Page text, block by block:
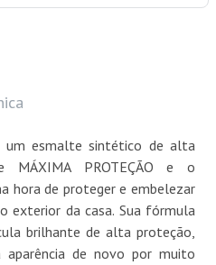
um esmalte sintético de alta
MÁXIMA PROTEÇÃO e o
hora de proteger e embelezar
exterior da casa. Sua fórmula
brilhante de alta proteção,
de novo por muito